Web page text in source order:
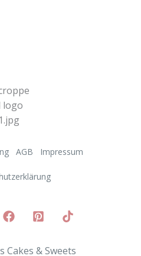
AGB Impressum
Cakes & Sweets